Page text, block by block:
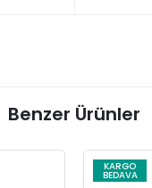
Benzer Ürünler
KARGO
BEDAVA